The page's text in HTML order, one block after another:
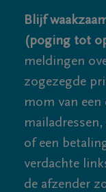
Blijf
(poging tot
meldingen
zogezegde
mom van
of een
verdachte
de afzender